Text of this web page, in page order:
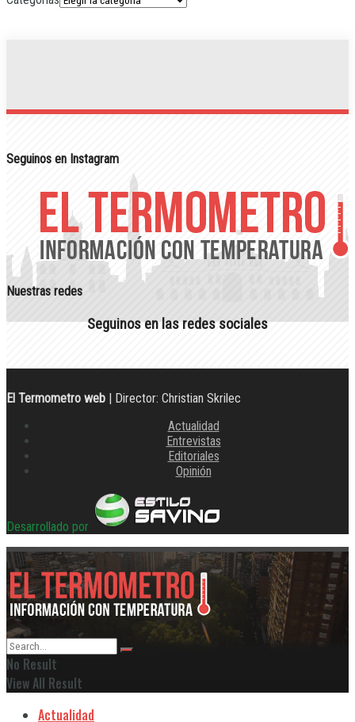
Seguinos en Instagram
Nuestras redes
Seguinos en las redes sociales
El Termometro web | Director: Christian Skrilec
Actualidad
Entrevistas
Editoriales
Opinión
Desarrollado por
No Result
View All Result
Actualidad